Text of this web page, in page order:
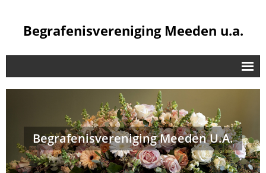
Begrafenisvereniging Meeden u.a.
De Vereniging
Contributie / Vergoeding
Opbaring
Begrafenisvereniging Meeden U.A.